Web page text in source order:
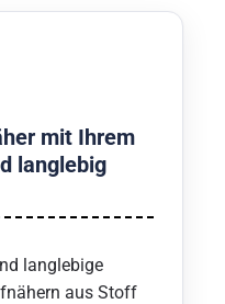
mit Ihrem
langlebig
langlebige
aus Stoff